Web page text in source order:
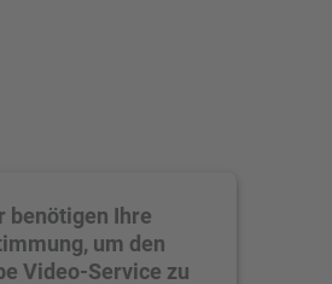
benötigen Ihre
um den
Video-Service zu